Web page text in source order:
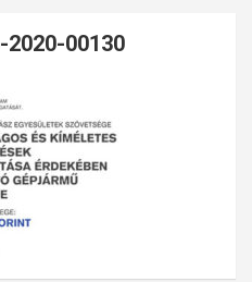
2020-00130